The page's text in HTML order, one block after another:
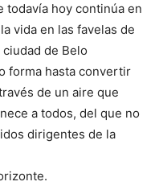
todavía hoy continúa en
vida en las favelas de
de Belo
forma hasta convertir
de un aire que
a todos, del que no
dirigentes de la